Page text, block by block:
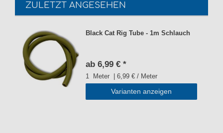
ZULETZT ANGESEHEN
Black Cat Rig Tube - 1m Schlauch
ab 6,99 € *
1 Meter | 6,99 € / Meter
Varianten anzeigen